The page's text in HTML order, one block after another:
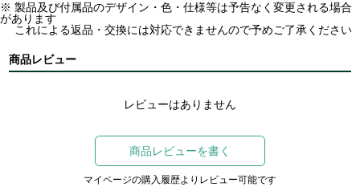
※ 製品及び付属品のデザイン・色・仕様等は予告なく変更される場合
があります
これによる返品・交換には対応できませんので予めご了承ください
商品レビュー
レビューはありません
商品レビューを書く
マイページの購入履歴よりレビュー可能です